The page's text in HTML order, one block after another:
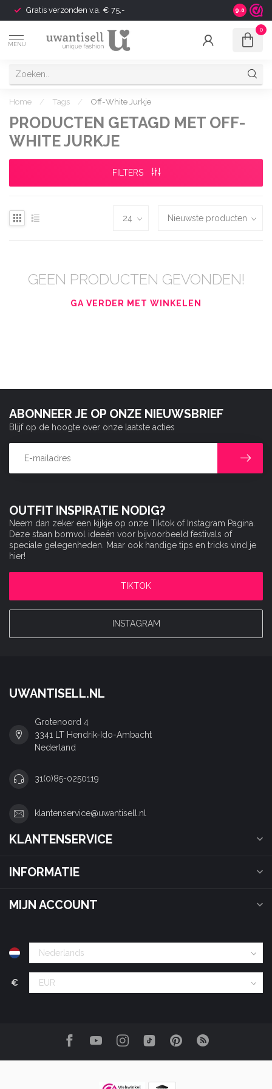
Gratis verzonden v.a. € 75,- Shipping
9.0
MENU
0
Home / Tags / Off-White Jurkje
PRODUCTEN GETAGD MET OFF-
WHITE JURKJE
FILTERS
GEEN PRODUCTEN GEVONDEN!
GA VERDER MET WINKELEN
OUTFIT INSPIRATIE NODIG?
Neem dan zeker een kijkje op onze Tiktok of Instagram Pagina.
Deze staan bomvol ideeën voor bijvoorbeeld festivals of
speciale gelegenheden. Maar ook handige tips en tricks vind je
hier!
TIKTOK
INSTAGRAM
ABONNEER JE OP ONZE NIEUWSBRIEF
Blijf op de hoogte over onze laatste acties
UWANTISELL.NL
Grotenoord 4
3341 LT Hendrik-Ido-Ambacht
Nederland
31(0)85-0250119
klantenservice@uwantisell.nl
KLANTENSERVICE
INFORMATIE
MIJN ACCOUNT
€